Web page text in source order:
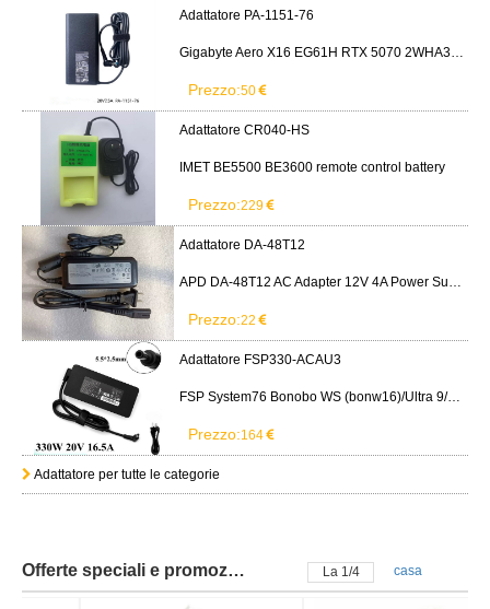
Adattatore PA-1151-76
Gigabyte Aero X16 EG61H RTX 5070 2WHA3USC64AH LITEON PA-1151-76 150W adapter
Prezzo:50
Adattatore CR040-HS
IMET BE5500 BE3600 remote control battery
Prezzo:229
Adattatore DA-48T12
APD DA-48T12 AC Adapter 12V 4A Power Supply Cord
Prezzo:22
Adattatore FSP330-ACAU3
FSP System76 Bonobo WS (bonw16)/Ultra 9/RTX5090
Prezzo:164
Adattatore per tutte le categorie
Offerte speciali e promozioni La 2/4 casa